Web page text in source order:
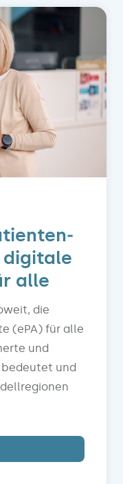
digitale
alle
die
(ePA) für alle
und
und